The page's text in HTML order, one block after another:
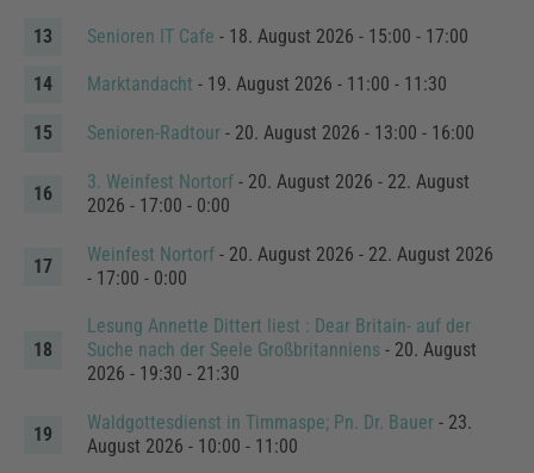
Senioren IT Cafe - 18. August 2026 - 15:00 - 17:00
Marktandacht - 19. August 2026 - 11:00 - 11:30
Senioren-Radtour- 20. August 2026 - 13:00 - 16:00
3. Weinfest Nortorf- 20. August 2026 - 22. August
2026 - 17:00 - 0:00
Weinfest Nortorf- 20. August 2026 - 22. August 2026
- 17:00 - 0:00
Lesung Annette Dittert liest : Dear Britain- auf der
Suche nach der Seele Großbritanniens- 20. August
2026 - 19:30 - 21:30
Waldgottesdienst in Timmaspe; Pn. Dr. Bauer- 23.
August 2026 - 10:00 - 11:00